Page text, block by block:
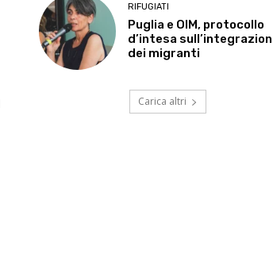
RIFUGIATI
Puglia e OIM, protocollo
d’intesa
dei migranti
Carica altri